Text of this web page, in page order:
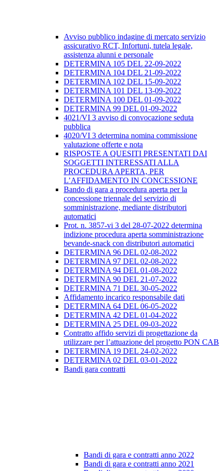
Avviso pubblico indagine di mercato servizio
assicurativo RCT, Infortuni, tutela legale,
assistenza alunni e personale
DETERMINA 105 DEL 22-09-2022
DETERMINA 104 DEL 21-09-2022
DETERMINA 102 DEL 15-09-2022
DETERMINA 101 DEL 13-09-2022
DETERMINA 100 DEL 01-09-2022
DETERMINA 99 DEL 01-09-2022
4021/VI 3 avviso di convocazione seduta
pubblica
4020/VI 3 determina nomina commissione
valutazione offerte e nota
RISPOSTE A QUESITI PRESENTATI DAI
SOGGETTI INTERESSATI ALLA
PROCEDURA APERTA, PER
L’AFFIDAMENTO IN CONCESSIONE
Bando di gara a procedura aperta per la
concessione triennale del servizio di
somministrazione, mediante distributori
automatici
Prot. n. 3857-vi 3 del 28-07-2022 determina
indizione procedura aperta somministrazione
bevande-snack con distributori automatici
DETERMINA 96 DEL 02-08-2022
DETERMINA 97 DEL 02-08-2022
DETERMINA 94 DEL 01-08-2022
DETERMINA 90 DEL 21-07-2022
DETERMINA 71 DEL 30-05-2022
Affidamento incarico responsabile dati
DETERMINA 64 DEL 06-05-2022
DETERMINA 42 DEL 01-04-2022
DETERMINA 25 DEL 09-03-2022
Contratto affido servizi di progettazione da
utilizzare per l’attuazione del progetto PON CAB
DETERMINA 19 DEL 24-02-2022
DETERMINA 02 DEL 03-01-2022
Bandi gara contratti
Bandi di gara e contratti anno 2022
Bandi di gara e contratti anno 2021